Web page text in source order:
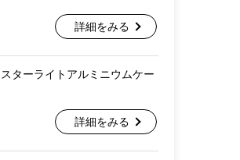
詳細をみる
スターライトアルミニウムケー
詳細をみる